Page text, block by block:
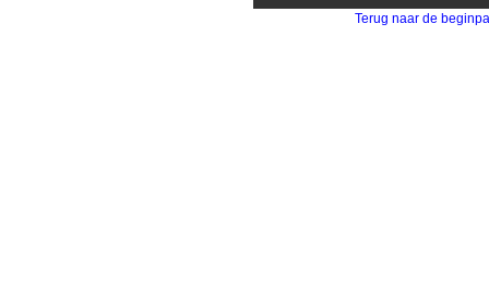
Terug naar de